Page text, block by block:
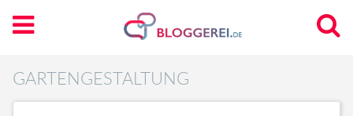
GARTENGESTALTUNG